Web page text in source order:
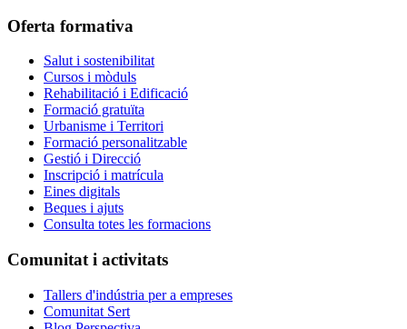
Oferta formativa
Salut i sostenibilitat
Cursos i mòduls
Rehabilitació i Edificació
Formació gratuïta
Urbanisme i Territori
Formació personalitzable
Gestió i Direcció
Inscripció i matrícula
Eines digitals
Beques i ajuts
Consulta totes les formacions
Comunitat i activitats
Tallers d'indústria per a empreses
Comunitat Sert